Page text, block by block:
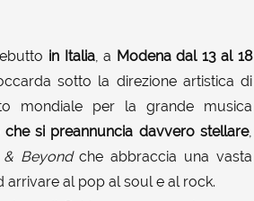
in Italia, a Modena dal 13 al 18
sotto la direzione artistica di
per la grande musica
si preannuncia davvero stellare,
& Beyondche abbraccia una vasta
al pop al soul e al rock.